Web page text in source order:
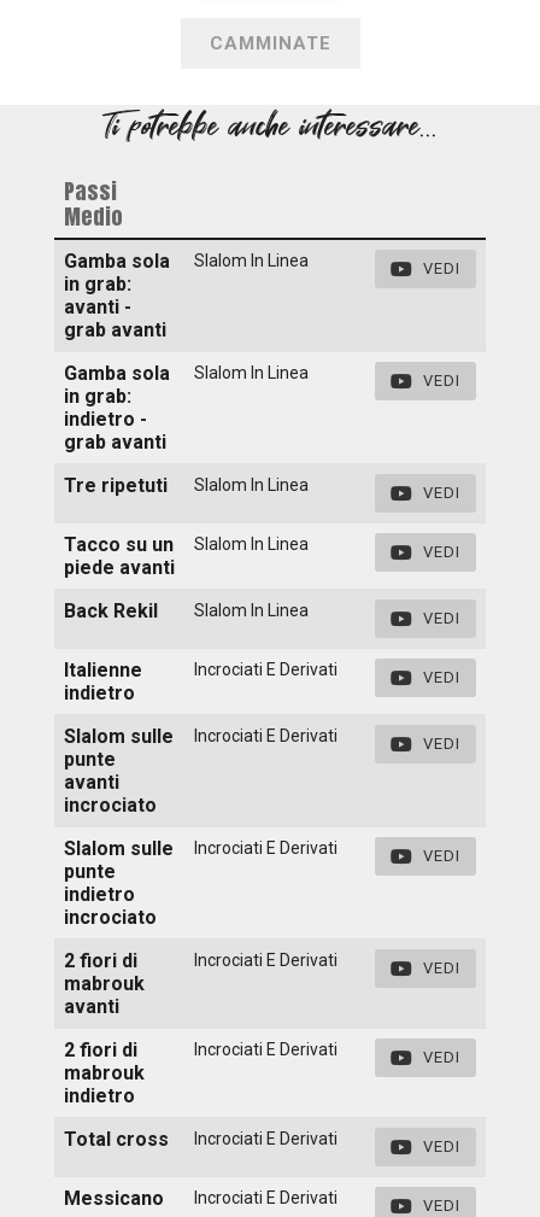
CAMMINATE
Ti potrebbe anche interessare...
Passi
Medio
Gamba sola
in grab:
avanti -
grab avanti
Slalom In Linea VEDI
Gamba sola
in grab:
indietro -
grab avanti
Slalom In Linea VEDI
Tre ripetuti Slalom In Linea VEDI
Tacco su un
piede avanti
Slalom In Linea VEDI
Back Rekil Slalom In Linea VEDI
Italienne
indietro
Incrociati E Derivati VEDI
Slalom sulle
punte
avanti
incrociato
Incrociati E Derivati VEDI
Slalom sulle
punte
indietro
incrociato
Incrociati E Derivati VEDI
2 fiori di
mabrouk
avanti
Incrociati E Derivati VEDI
2 fiori di
mabrouk
indietro
Incrociati E Derivati VEDI
Total cross Incrociati E Derivati VEDI
Messicano Incrociati E Derivati VEDI